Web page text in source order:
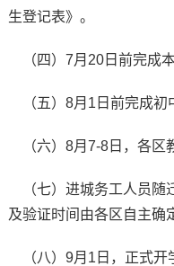
生登记表》。
（四）7月20日前完成
（五）8月1日前完成初
（六）8月7-8日，各区
（七）进城务工人员随
及验证时间由各区自主确
（八）9月1日，正式开